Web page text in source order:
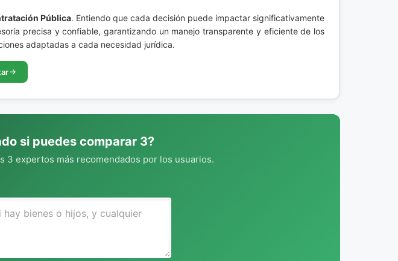
Pública. Entiendo que cada decisión puede impactar significativamente
precisa y confiable, garantizando un manejo transparente y eficiente de los
adaptadas a cada necesidad jurídica.
si puedes comparar 3?
3 expertos más recomendados por los usuarios.